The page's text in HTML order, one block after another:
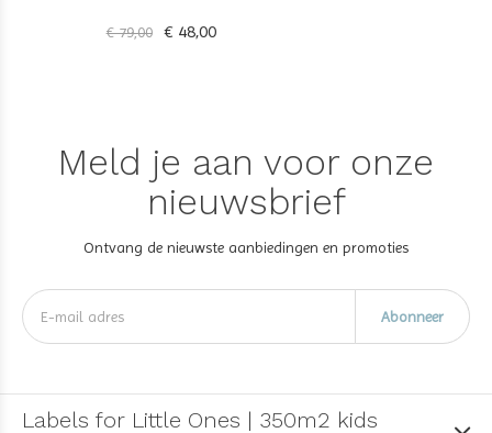
€ 79,00 € 48,00
Meld je aan voor onze
nieuwsbrief
Ontvang de nieuwste aanbiedingen en promoties
Abonneer
Labels for Little Ones | 350m2 kids